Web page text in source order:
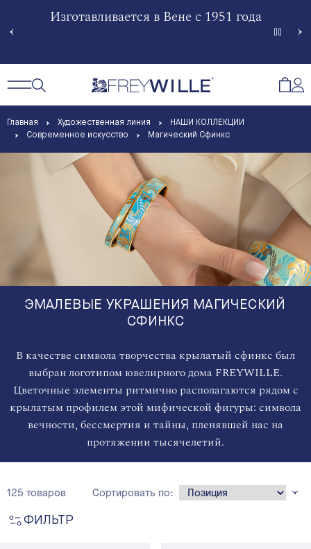
Изготавливается в Вене с 1951 года
Открыть / Закрыть навигацию
Открытый поиск
Главная Художественная линия
НАШИ КОЛЛЕКЦИИ
Современное искусство
Магический Сфинкс
ЭМАЛЕВЫЕ УКРАШЕНИЯ МАГИЧЕСКИЙ
СФИНКС
В качестве символа творчества крылатый сфинкс был
выбран логотипом ювелирного дома FREYWILLE.
Цветочные элементы ритмично располагаются рядом с
крылатым профилем этой мифической фигуры: символа
вечности, бессмертия и тайны, пленявшей нас на
протяжении тысячелетий.
ФИЛЬТР
125 товаров Сортировать по: